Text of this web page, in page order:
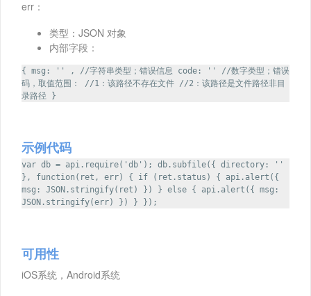
err：
类型：JSON 对象
内部字段：
{ msg: '' , //字符串类型；错误信息 code: '' //数字类型；错误
码，取值范围： //1：该路径不存在文件 //2：该路径是文件路径非目
录路径 }
示例代码
var db = api.require('db'); db.subfile({ directory: ''
}, function(ret, err) { if (ret.status) { api.alert({
msg: JSON.stringify(ret) }) } else { api.alert({ msg:
JSON.stringify(err) }) } });
可用性
iOS系统，Android系统